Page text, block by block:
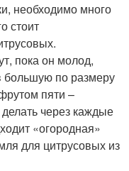
необходимо много
стоит
пока он молод,
большую по размеру
пяти –
через каждые
«огородная»
для цитрусовых из